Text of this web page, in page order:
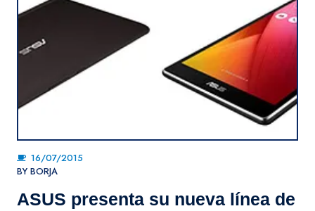
16/07/2015
BY BORJA
ASUS presenta su nueva línea de